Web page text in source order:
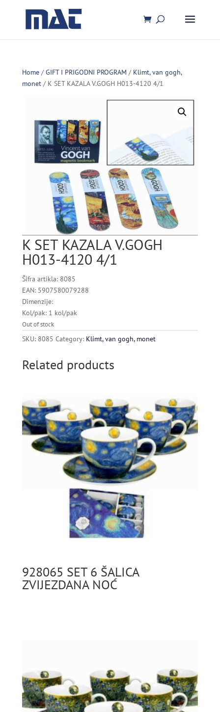
Home/GIFT I PRIGODNI PROGRAM / Klimt, van gogh,
monet/ K SET KAZALA V.GOGH H013-4120 4/1
K SET KAZALA V.GOGH
H013-4120 4/1
Šifra artikla: 8085
EAN: 5907580079288
Dimenzije:
Kol/pak: 1 kol/pak
Out of stock
SKU: 8085 Category: Klimt, van gogh, monet
Related products
928065 SET 6 ŠALICA
ZVIJEZDANA NOĆ